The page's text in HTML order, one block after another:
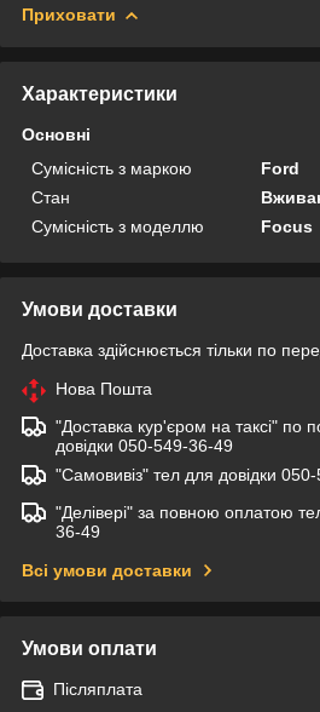
Приховати
Характеристики
Основні
Сумісність з маркою
Ford
Стан
Сумісність з моделлю
Focus
Умови доставки
Доставка здійснюється тільки по
Нова Пошта
"Доставка кур'єром на таксі" по
довідки 050-549-36-49
"Самовивіз" тел для довідки
"Делівері" за повною оплатою
36-49
Всі умови доставки
Умови оплати
Післяплата